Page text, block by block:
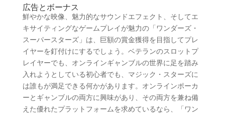
広告とボーナス
鮮やかな映像、魅力的なサウンドエフェクト、そしてエ
キサイティングなゲームプレイが魅力の「ワンダーズ・
スーパースターズ」は、巨額の賞金獲得を目指してプレ
イヤーを釘付けにするでしょう。ベテランのスロットプ
レイヤーでも、オンラインギャンブルの世界に足を踏み
入れようとしている初心者でも、マジック・スターズに
は誰もが満足できる何かがあります。オンラインポーカ
ーとギャンブルの両方に興味があり、その両方を兼ね備
えた優れたプラットフォームを求めているなら、「ワン